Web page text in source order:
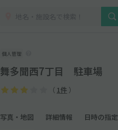
個人管理
舞多聞西7丁目 駐車場
（ 1件 ）
写真・地図 詳細情報 日時の指定